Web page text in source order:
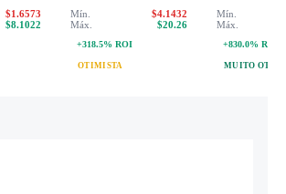
$1.6573
$8.1022
Mín.
$4.1432
Máx.
$20.26
+318.5% ROI
OTIMISTA
Mín.
Máx.
+830.0% ROI
MUITO